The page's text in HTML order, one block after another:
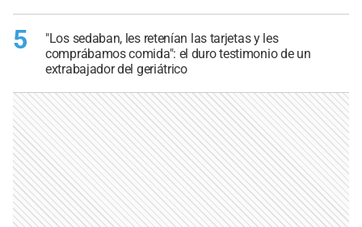
5
"Los sedaban, les retenían las tarjetas y les
comprábamos comida": el duro testimonio de un
extrabajador del geriátrico